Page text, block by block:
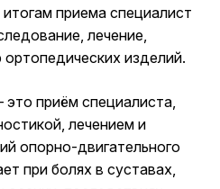
приема специалист
лечение,
изделий.
приём специалиста,
лечением и
опорно-двигательного
при болях в суставах,